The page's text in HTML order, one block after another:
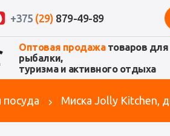
+375 (29) 879-49-89
Оптовая продажатоваров для
рыбалки,
туризма и активного отдыха
посуда Миска Jolly Kitchen,